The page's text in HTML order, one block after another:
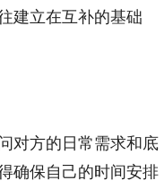
建立在互补的基础
对方的日常需求和底
确保自己的时间安排